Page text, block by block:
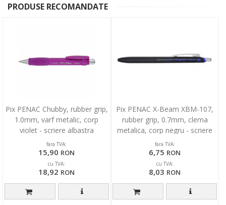
PRODUSE RECOMANDATE
Pix PENAC Chubby, rubber grip,
1.0mm, varf metalic, corp
violet - scriere albastra
fara TVA:
15,90 RON
cu TVA:
18,92 RON
Pix PENAC X-Beam XBM-107,
rubber grip, 0.7mm, clema
metalica, corp negru - scriere
albastra
fara TVA:
6,75 RON
cu TVA:
8,03 RON